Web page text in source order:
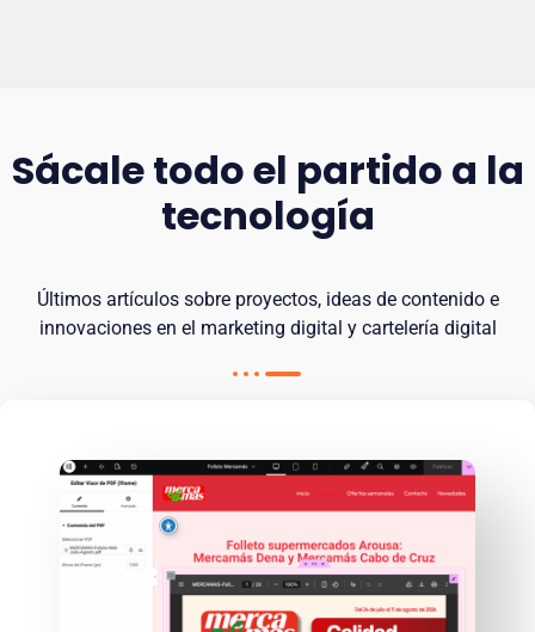
Sácale todo el partido a la
tecnología
Últimos artículos sobre proyectos, ideas de contenido e
innovaciones en el marketing digital y cartelería digital